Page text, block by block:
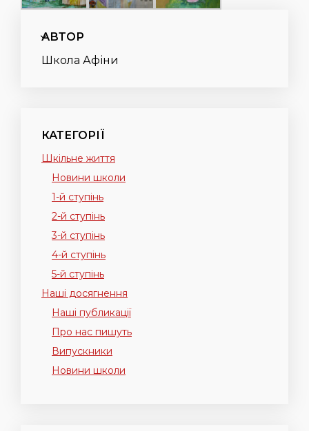
АВТОР
Школа Афіни
КАТЕГОРІЇ
Шкільне життя
Новини школи
1-й ступінь
2-й ступінь
3-й ступінь
4-й ступінь
5-й ступінь
Наші досягнення
Наші публикації
Про нас пишуть
Випускники
Новини школи